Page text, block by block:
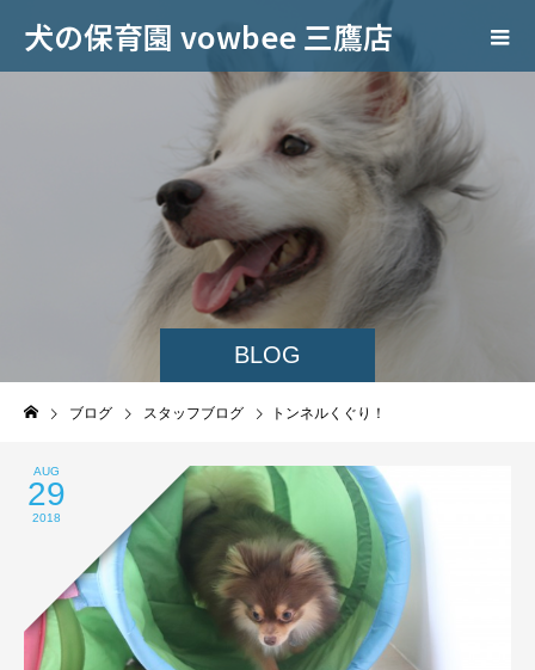
犬の保育園 vowbee 三鷹店
BLOG
ブログ スタッフブログ トンネルくぐり！
AUG
29
2018